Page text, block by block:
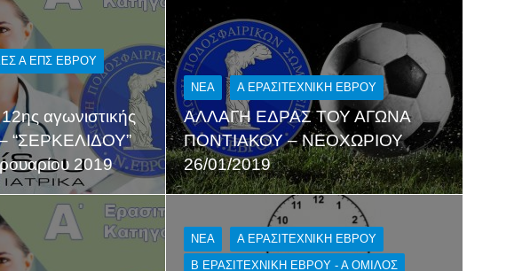
Α ΕΠΣ ΕΒΡΟΥ
αγωνιστικής
“ΣΕΡΚΕΛΙΔΟΥ”
2019
NEA Α ΕΡΑΣΙΤΕΧΝΙΚΉ ΈΒΡΟΥ
ΑΛΛΑΓΗ ΕΔΡΑΣ ΤΟΥ ΑΓΩΝΑ
ΠΟΝΤΙΑΚΟΥ – ΝΕΟΧΩΡΙΟΥ
26/01/2019
NEA
Α ΕΡΑΣΙΤΕΧΝΙΚΉ ΈΒΡΟΥ
Β ΕΡΑΣΙΤΕΧΝΙΚΉ ΈΒΡΟΥ - Α ΌΜΙΛΟΣ